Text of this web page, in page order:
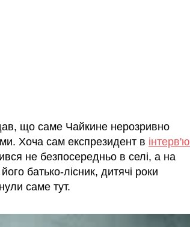
що саме Чайкине нерозривно
Хоча сам експрезидент в інтерв'ю
не безпосередньо в селі, а на
батько-лісник, дитячі роки
саме тут.